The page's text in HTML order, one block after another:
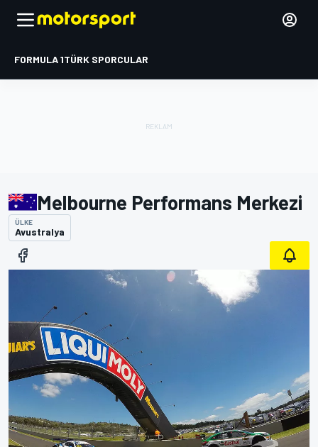
FORMULA 1TÜRK SPORCULAR
Melbourne Performans Merkezi
ÜLKE
Avustralya